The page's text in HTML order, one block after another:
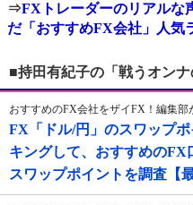
⇒FXトレーダーのリアルな
だ「おすすめFX会社」人気
■持田有紀子の「戦うオン
おすすめのFX会社をザイFX！編集部
FX「ドル/円」のスワップ
キングして、おすすめのFX
スワップポイントを調査【最